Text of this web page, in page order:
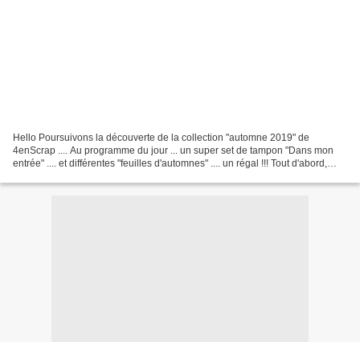
Hello Poursuivons la découverte de la collection "automne 2019" de
4enScrap .... Au programme du jour ... un super set de tampon "Dans mon
entrée" .... et différentes "feuilles d'automnes" .... un régal !!! Tout d'abord,